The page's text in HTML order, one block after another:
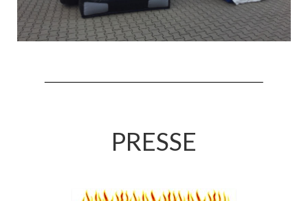
Tag der offenen Tür 2018
Tag der offenen Tür 2022
PRESSE